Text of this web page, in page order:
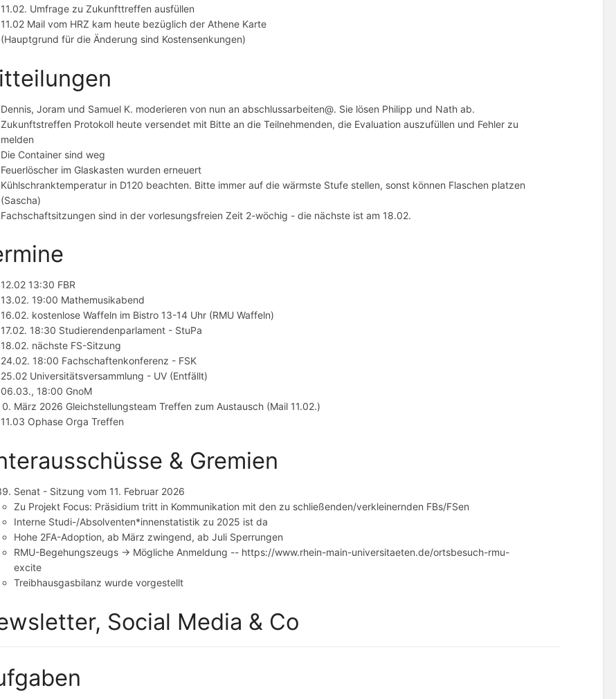
11.02. Umfrage zu Zukunfttreffen ausfüllen
11.02 Mail vom HRZ kam heute bezüglich der Athene Karte
(Hauptgrund für die Änderung sind Kostensenkungen)
Dennis, Joram und Samuel K. moderieren von nun an abschlussarbeiten@. Sie lösen Philipp und Nath ab.
Zukunftstreffen Protokoll heute versendet mit Bitte an die Teilnehmenden, die Evaluation auszufüllen und Fehler zu
melden
Die Container sind weg
Feuerlöscher im Glaskasten wurden erneuert
Kühlschranktemperatur in D120 beachten. Bitte immer auf die wärmste Stufe stellen, sonst können Flaschen platzen
(Sascha)
Fachschaftsitzungen sind in der vorlesungsfreien Zeit 2-wöchig - die nächste ist am 18.02.
12.02 13:30 FBR
13.02. 19:00 Mathemusikabend
16.02. kostenlose Waffeln im Bistro 13-14 Uhr (RMU Waffeln)
17.02. 18:30 Studierendenparlament - StuPa
18.02. nächste FS-Sitzung
24.02. 18:00 Fachschaftenkonferenz - FSK
25.02 Universitätsversammlung - UV (Entfällt)
06.03., 18:00 GnoM
März 2026 Gleichstellungsteam Treffen zum Austausch (Mail 11.02.)
11.03 Ophase Orga Treffen
& Gremien
Senat - Sitzung vom 11. Februar 2026
Zu Projekt Focus: Präsidium tritt in Kommunikation mit den zu schließenden/verkleinernden FBs/FSen
Interne Studi-/Absolventen*innenstatistik zu 2025 ist da
Hohe 2FA-Adoption, ab März zwingend, ab Juli Sperrungen
RMU-Begehungszeugs -> Mögliche Anmeldung -- https://www.rhein-main-universitaeten.de/ortsbesuch-rmu-
excite
Treibhausgasbilanz wurde vorgestellt
Social Media & Co